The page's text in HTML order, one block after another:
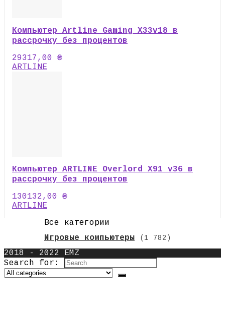
Компьютер Artline Gaming X33v18 в
рассрочку без процентов
29317,00 ₴
ARTLINE
Компьютер ARTLINE Overlord X91 v36 в
рассрочку без процентов
130132,00 ₴
ARTLINE
Все категории
Игровые компьютеры
(1 782)
2018 - 2022 EMZ
Search for: